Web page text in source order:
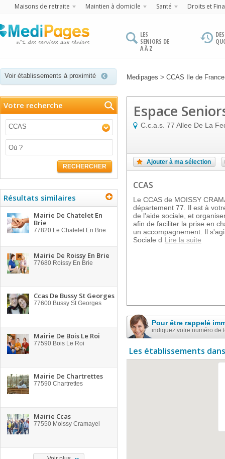
Maisons de retraite Maintien à domicile Santé Droits et
LES
SENIORS DE
A À Z
Voir établissements à proximité Medipages > CCAS Ile de France
Votre recherche
CCAS
RECHERCHER
Résultats similaires
Mairie De Chatelet En
Brie
77820 Le Chatelet En Brie
Mairie De Roissy En Brie
77680 Roissy En Brie
Ccas De Bussy St Georges
77600 Bussy St Georges
Mairie De Bois Le Roi
77590 Bois Le Roi
Mairie De Chartrettes
77590 Chartrettes
Mairie Ccas
77550 Moissy Cramayel
Espace
C.c.a.s. 77 Allee De La
Ajouter à ma sélection
CCAS
Le CCAS de MOISSY
département 77. Il est à
de l'aide sociale, et
afin de faciliter la prise en
un accompagnement. Il
Sociale d Lire la suite
Pour être rappelé
indiquez votre numéro de
Les établissements